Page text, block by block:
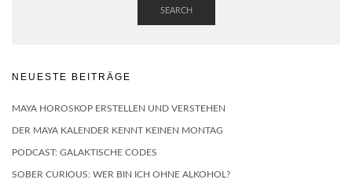
SEARCH
NEUESTE BEITRÄGE
MAYA HOROSKOP ERSTELLEN UND VERSTEHEN
DER MAYA KALENDER KENNT KEINEN MONTAG
PODCAST: GALAKTISCHE CODES
SOBER CURIOUS: WER BIN ICH OHNE ALKOHOL?